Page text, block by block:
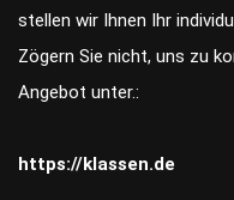
stellen wir Ihnen Ihr
Zögern Sie nicht, uns zu
Angebot unter.:
https://klassen.de